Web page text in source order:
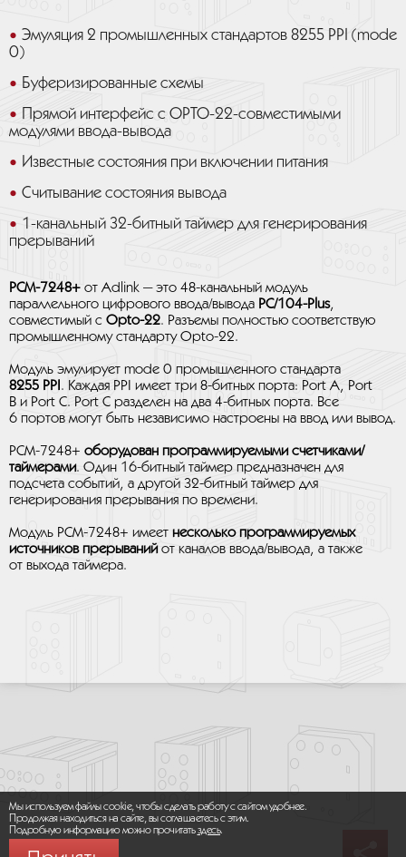
Эмуляция 2 промышленных стандартов 8255 PPI (mode
0)
Буферизированные схемы
Прямой интерфейс с OPTO-22-совместимыми
модулями ввода-вывода
Известные состояния при включении питания
Считывание состояния вывода
1-канальный 32-битный таймер для генерирования
прерываний
PCM-7248+ от Adlink — это 48-канальный модуль
параллельного цифрового ввода/вывода PC/104-Plus,
совместимый с Opto-22. Разъемы полностью соответствую
промышленному стандарту Opto-22.
Модуль эмулирует mode 0 промышленного стандарта
8255 PPI . Каждая PPI имеет три 8-битных порта: Port A, Port
B и Port C. Port C разделен на два 4-битных порта. Все
6 портов могут быть независимо настроены на ввод или вывод.
PCM-7248+ оборудован программируемыми счетчиками/
таймерами. Один 16-битный таймер предназначен для
подсчета событий, а другой 32-битный таймер для
генерирования прерывания по времени.
Модуль PCM-7248+ имеет несколько программируемых
источников прерыванийот каналов ввода/вывода, а также
от выхода таймера.
Мы используем файлы cookie, чтобы сделать работу с сайтом удобнее.
Продолжая находиться на сайте, вы соглашаетесь с этим.
Подробную информацию можно прочитатьздесь.